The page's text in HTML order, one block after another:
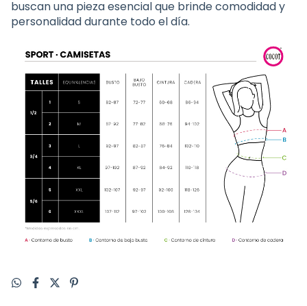
buscan una pieza esencial que brinde comodidad y
personalidad durante todo el día.